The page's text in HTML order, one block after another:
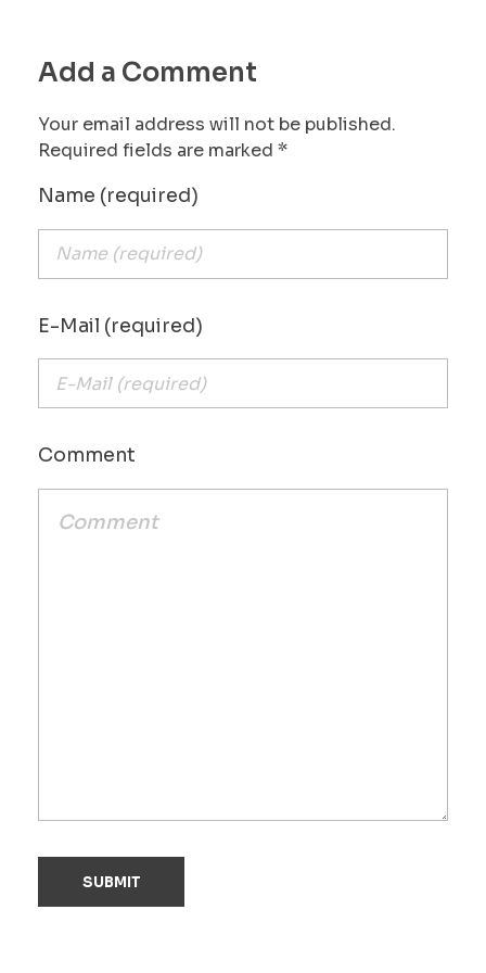
Add a Comment
Your email address will not be published.
Required fields are marked *
Name (required)
E-Mail (required)
Comment